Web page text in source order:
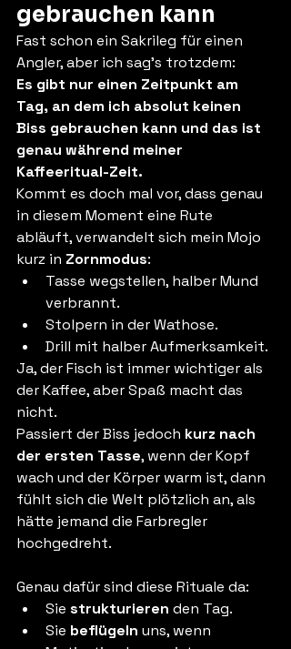
gebrauchen kann
Fast schon ein Sakrileg für einen
Angler, aber ich sag’s trotzdem:
Es gibt nur einen Zeitpunkt am
Tag, an dem ich absolut keinen
Biss gebrauchen kann und das ist
genau während meiner
Kaffeeritual-Zeit.
Kommt es doch mal vor, dass genau
in diesem Moment eine Rute
abläuft, verwandelt sich mein Mojo
kurz in Zornmodus:
Tasse wegstellen, halber Mund
verbrannt.
Stolpern in der Wathose.
Drill mit halber Aufmerksamkeit.
Ja, der Fisch ist immer wichtiger als
der Kaffee, aber Spaß macht das
nicht.
Passiert der Biss jedoch kurz nach
der ersten Tasse, wenn der Kopf
wach und der Körper warm ist, dann
fühlt sich die Welt plötzlich an, als
hätte jemand die Farbregler
hochgedreht.
Genau dafür sind diese Rituale da:
Sie strukturieren den Tag.
Sie beflügeln uns, wenn